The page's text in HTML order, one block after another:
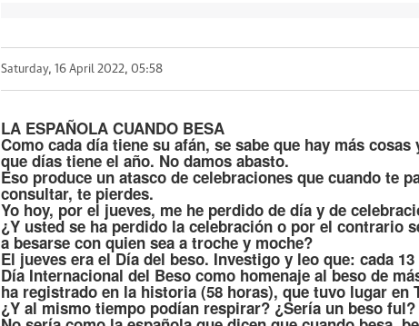
Saturday, 16 April 2022, 05:58
LA ESPAÑOLA CUANDO BESA
Como cada día tiene su afán, se sabe que hay más
que días tiene el año. No damos abasto.
Eso produce un atasco de celebraciones que cuando te
consultar, te pierdes.
Yo hoy, por el jueves, me he perdido de día y de
¿Y usted se ha perdido la celebración o por el contrario
a besarse con quien sea a troche y moche?
El jueves era el Día del beso. Investigo y leo que: cada
Día Internacional del Beso como homenaje al beso de
ha registrado en la historia (58 horas), que tuvo lugar en
¿Y al mismo tiempo podían respirar? ¿Sería un beso ful?